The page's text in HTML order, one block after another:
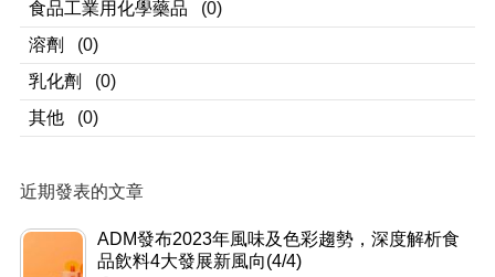
食品工業用化學藥品
(0)
溶劑
(0)
乳化劑
(0)
其他
(0)
近期發表的文章
ADM發布2023年風味及色彩趨勢，深度解析食
品飲料4大發展新風向(4/4)